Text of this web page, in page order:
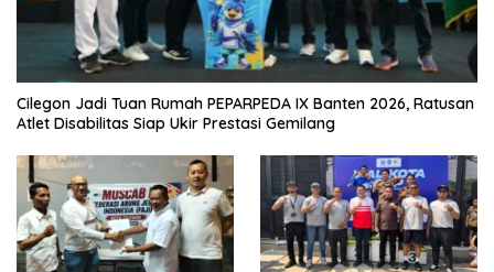
Cilegon Jadi Tuan Rumah PEPARPEDA IX Banten 2026, Ratusan
Atlet Disabilitas Siap Ukir Prestasi Gemilang